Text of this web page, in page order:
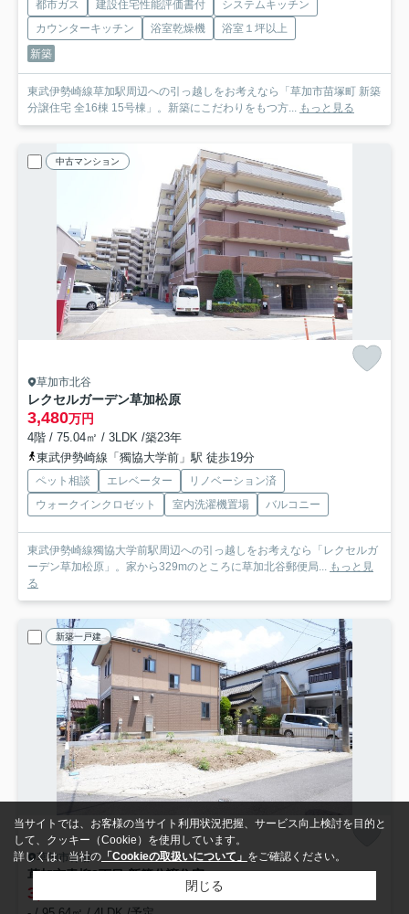
都市ガス 建設住宅性能評価書付
システムキッチン
カウンターキッチン
浴室乾燥機
浴室１坪以上
新築
東武伊勢崎線草加駅周辺への引っ越しをお考えなら「草加市苗塚町 新築
分譲住宅 全16棟 15号棟」。新築にこだわりをもつ方...
もっと見る
中古マンション
草加市北谷
レクセルガーデン草加松原
3,480万円
4階 / 75.04㎡ / 3LDK /築23年
東武伊勢崎線「獨協大学前」駅 徒歩19分
ペット相談 エレベーター
リノベーション済
ウォークインクロゼット
室内洗濯機置場 バルコニー
東武伊勢崎線獨協大学前駅周辺への引っ越しをお考えなら「レクセルガ
ーデン草加松原」。家から329mのところに草加北谷郵便局... もっと見
る
新築一戸建
草加市青柳
草加市青柳8丁目 新築分譲住宅
3,799
当サイトでは、お客様の当サイト利用状況把握、サービス向上検討を目的と
して、クッキー（Cookie）を使用しています。
詳しくは、当社の 「Cookieの取扱いについて」 をご確認ください。
閉じる